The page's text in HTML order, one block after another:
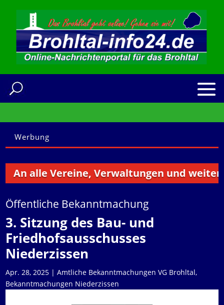
Werbung
An alle Vereine, Verwaltungen und
Öffentliche Bekanntmachung
3. Sitzung des Bau- und
Friedhofsausschusses
Niederzissen
Apr. 28, 2025 | Amtliche Bekanntmachungen VG Brohltal,
Bekanntmachungen Niederzissen